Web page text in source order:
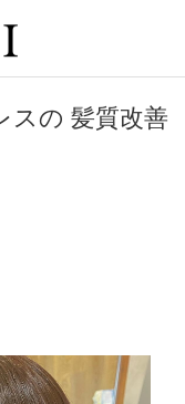
スの 髪質改善